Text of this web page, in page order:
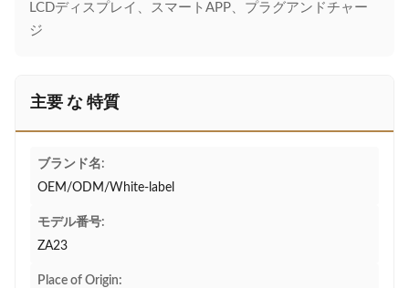
LCDディスプレイ、スマートAPP、プラグアンドチャー
ジ
主要 な 特質
ブランド名:
OEM/ODM/White-label
モデル番号:
ZA23
Place of Origin: